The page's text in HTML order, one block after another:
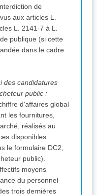
de
aux articles L.
L. 2141-7 à L.
publique (si cette
dans le cadre
des candidatures
public :
d'affaires global
les fournitures,
réalisés au
disponibles
le formulaire DC2,
public).
moyens
du personnel
trois dernières